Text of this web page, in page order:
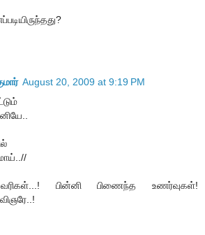
August 20, 2009 at 9:19 PM
பின்னி பிணைந்த உணர்வுகள்!